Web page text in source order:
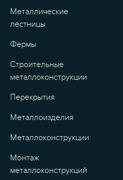
Металлические
лестницы
Фермы
Строительные
металлоконструкции
Перекрытия
Металлоизделия
Металлоконструкции
Монтаж
металлоконструкций